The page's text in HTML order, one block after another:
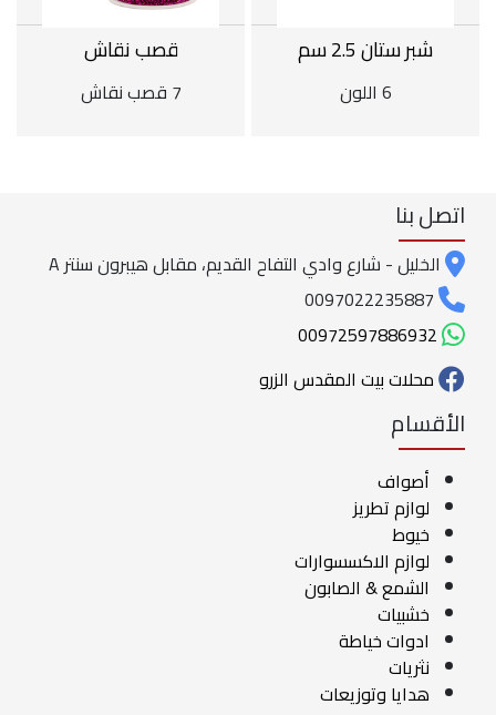
شبر ستان 2.5 سم
6 اللون
قصب نقاش
7 قصب نقاش
اتصل بنا
الخليل - شارع وادي التفاح القديم، مقابل هيبرون سنتر A
محلات بيت المقدس الزرو
الأقسام
أصواف
لوازم تطريز
خيوط
لوازم الاكسسوارات
الشمع & الصابون
خشبيات
ادوات خياطة
نثريات
هدايا وتوزيعات